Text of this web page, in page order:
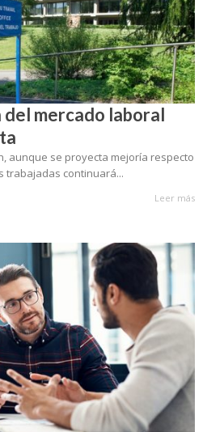
mercado laboral
aunque se proyecta mejoría respecto
trabajadas continuará...
Leer más